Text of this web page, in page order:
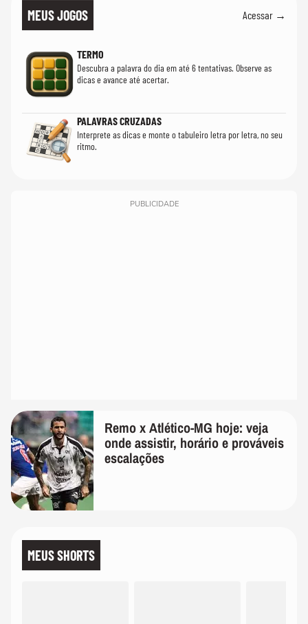
MEUS JOGOS Acessar →
TERMO
Descubra a palavra do dia em até 6 tentativas. Observe as
dicas e avance até acertar.
PALAVRAS CRUZADAS
Interprete as dicas e monte o tabuleiro letra por letra, no seu
ritmo.
PUBLICIDADE
Remo x Atlético-MG hoje: veja
onde assistir, horário e prováveis
escalações
MEUS SHORTS